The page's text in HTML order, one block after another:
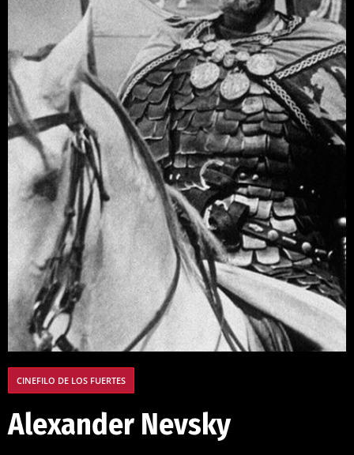
CINEFILO DE LOS FUERTES
Alexander Nevsky